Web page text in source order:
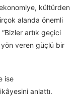
kültürden
alanda önemli
artık geçici
yön veren güçlü bir
ise
anlattı.